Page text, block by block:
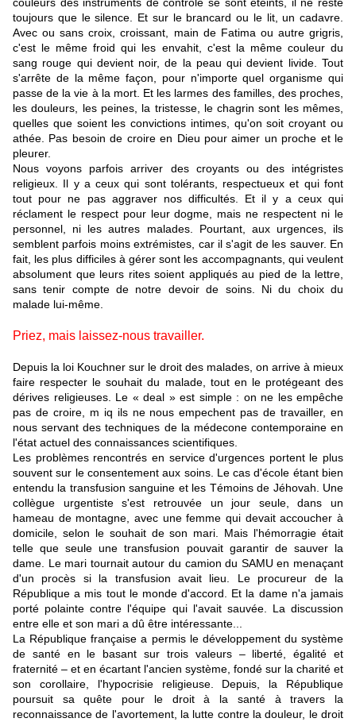
toujours que le silence. Et sur le brancard ou le lit, un cadavre.
Avec ou sans croix, croissant, main de Fatima ou autre grigris,
c'est le même froid qui les envahit, c'est la même couleur du
sang rouge qui devient noir, de la peau qui devient livide. Tout
s'arrête de la même façon, pour n'importe quel organisme qui
passe de la vie à la mort. Et les larmes des familles, des proches,
les douleurs, les peines, la tristesse, le chagrin sont les mêmes,
quelles que soient les convictions intimes, qu'on soit croyant ou
athée. Pas besoin de croire en Dieu pour aimer un proche et le
pleurer.
Nous voyons parfois arriver des croyants ou des intégristes
religieux. Il y a ceux qui sont tolérants, respectueux et qui font
tout pour ne pas aggraver nos difficultés. Et il y a ceux qui
réclament le respect pour leur dogme, mais ne respectent ni le
personnel, ni les autres malades. Pourtant, aux urgences, ils
semblent parfois moins extrémistes, car il s'agit de les sauver. En
fait, les plus difficiles à gérer sont les accompagnants, qui veulent
absolument que leurs rites soient appliqués au pied de la lettre,
sans tenir compte de notre devoir de soins. Ni du choix du
malade lui-même.
Priez, mais laissez-nous travailler.
Depuis la loi Kouchner sur le droit des malades, on arrive à mieux
faire respecter le souhait du malade, tout en le protégeant des
dérives religieuses. Le « deal » est simple : on ne les empêche
pas de croire, m iq ils ne nous empechent pas de travailler, en
nous servant des techniques de la médecone contemporaine en
l'état actuel des connaissances scientifiques.
Les problèmes rencontrés en service d'urgences portent le plus
souvent sur le consentement aux soins. Le cas d'école étant bien
entendu la transfusion sanguine et les Témoins de Jéhovah. Une
collègue urgentiste s'est retrouvée un jour seule, dans un
hameau de montagne, avec une femme qui devait accoucher à
domicile, selon le souhait de son mari. Mais l'hémorragie était
telle que seule une transfusion pouvait garantir de sauver la
dame. Le mari tournait autour du camion du SAMU en menaçant
d'un procès si la transfusion avait lieu. Le procureur de la
République a mis tout le monde d'accord. Et la dame n'a jamais
porté polainte contre l'équipe qui l'avait sauvée. La discussion
entre elle et son mari a dû être intéressante...
La République française a permis le développement du système
de santé en le basant sur trois valeurs – liberté, égalité et
fraternité – et en écartant l'ancien système, fondé sur la charité et
son corollaire, l'hypocrisie religieuse. Depuis, la République
poursuit sa quête pour le droit à la santé à travers la
reconnaissance de l'avortement, la lutte contre la douleur, le droit